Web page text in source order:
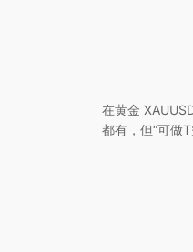
在黄金
都有，但“可做